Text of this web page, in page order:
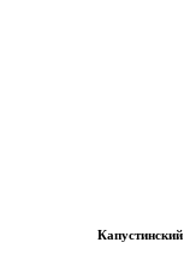
Капустинский